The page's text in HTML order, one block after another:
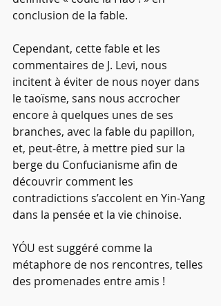
conclusion de la fable.
Cependant, cette fable et les
commentaires de J. Levi, nous
incitent à éviter de nous noyer dans
le taoïsme, sans nous accrocher
encore à quelques unes de ses
branches, avec la fable du papillon,
et, peut-être, à mettre pied sur la
berge du Confucianisme afin de
découvrir comment les
contradictions s’accolent en Yin-Yang
dans la pensée et la vie chinoise.
YÓU est suggéré comme la
métaphore de nos rencontres, telles
des promenades entre amis !